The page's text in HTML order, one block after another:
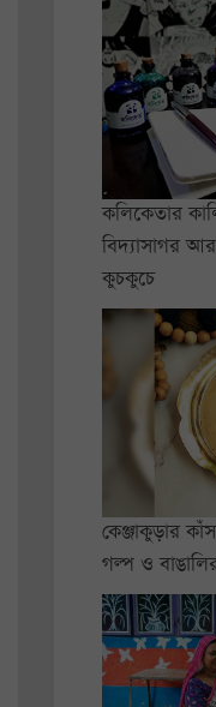
কলিকেতার
বিদ্যাসাগর আর
কুচকুচে
কেঞ্জাকুড়ার
গল্প ও